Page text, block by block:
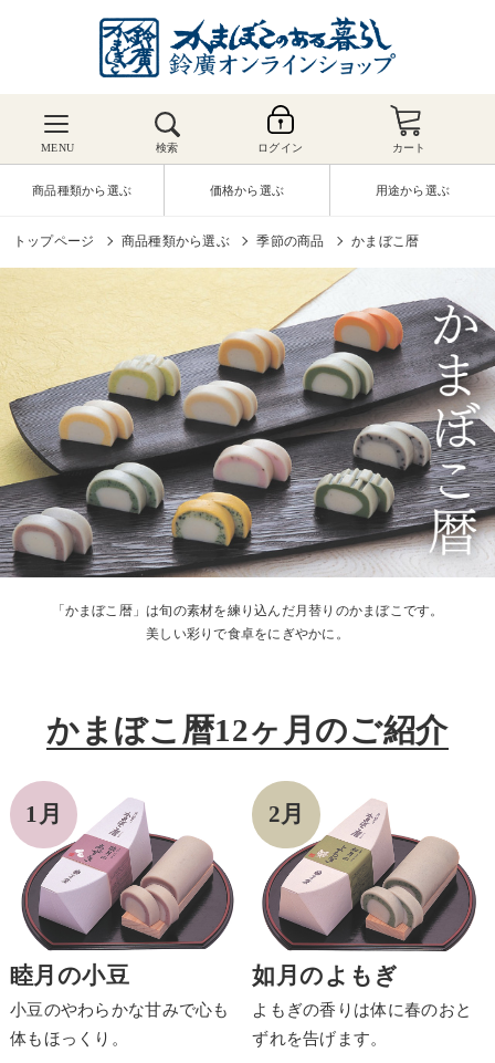
MENU 検索 ログイン カート
商品種類から選ぶ 価格から選ぶ 用途から選ぶ
トップページ 商品種類から選ぶ 季節の商品 かまぼこ暦
「かまぼこ暦」は旬の素材を練り込んだ月替りのかまぼこです。
美しい彩りで食卓をにぎやかに。
かまぼこ暦12ヶ月のご紹介
睦月の小豆
小豆のやわらかな甘みで心も
体もほっくり。
如月のよもぎ
よもぎの香りは体に春のおと
ずれを告げます。